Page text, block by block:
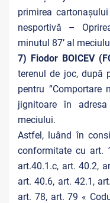
primirea
nesportivă –
minutul 87’ al
7) Fiodor BOICEV
terenul de joc, după
pentru
jignitoare în
meciului.
Astfel, luând în
conformitate cu art.
art.40.1.c, art. 40.2,
art. 40.6, art. 42.1,
art. 78, art. 79 «